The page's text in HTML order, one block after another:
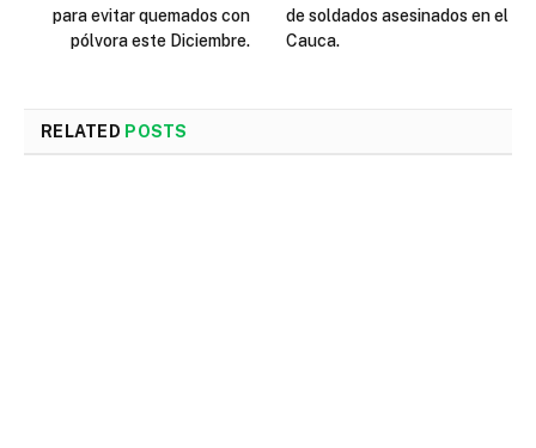
para evitar quemados con
pólvora este Diciembre.
de soldados asesinados en el
Cauca.
RELATED POSTS